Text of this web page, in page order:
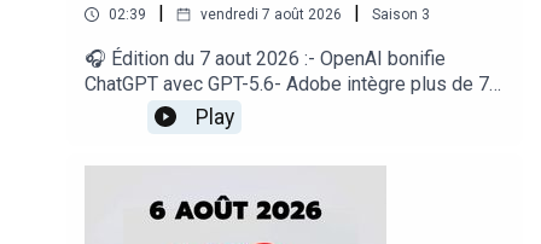
02:39 | vendredi 7 août 2026 | Saison 3
🎧 Édition du 7 aout 2026 :- OpenAI bonifie
ChatGPT avec GPT-5.6- Adobe intègre plus de 70
outils à ChatGPT- Google déploie « Demander à
Maps » dans 160 pays- Suno veut mieux
identifier la musique créée par IA- Rockstar
secondes de Tech », un regard sur le quotidien de
l’actualité numérique proposé par Bruno
Play